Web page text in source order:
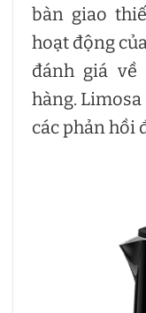
bàn giao
hoạt động
đánh giá về
hàng.
các phản hồi